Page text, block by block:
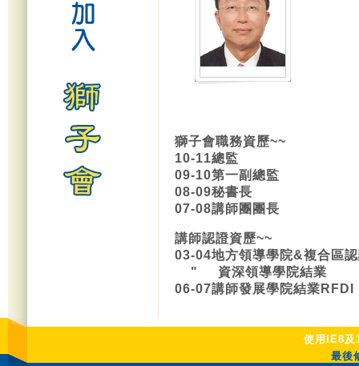
獅子會職務資歷~~
10-11總監
09-10第一副總監
08-09秘書長
07-08講師團團長
講師認證資歷~~
03-04地方領導學院&複合區
" 資深領導學院結業
06-07講師發展學院結業RFDI
使用IE8及
最後